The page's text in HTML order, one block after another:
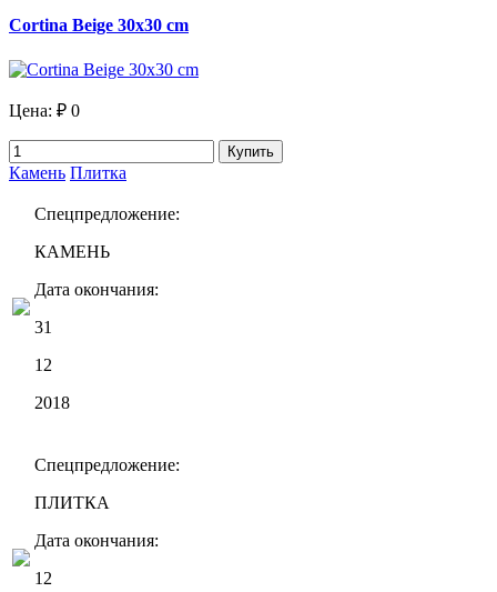
Cortina Beige 30x30 cm
Цена: ₽ 0
Купить
Камень Плитка
Спецпредложение:
КАМЕНЬ
Дата окончания:
31
12
2018
Спецпредложение:
ПЛИТКА
Дата окончания:
12